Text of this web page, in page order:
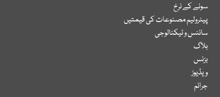
سونے کے نرخ
پیٹرولیم مصنوعات کی قیمتیں
سائنس و ٹیکنالوجی
بلاگ
بزنس
ویڈیوز
جرائم